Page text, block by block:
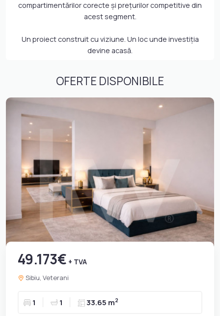
compartimentărilor corecte și prețurilor competitive din
acest segment.
Un proiect construit cu viziune. Un loc unde investiția
devine acasă.
OFERTE DISPONIBILE
49.173€ + TVA
Sibiu, Veterani
1 1 33.65 m2